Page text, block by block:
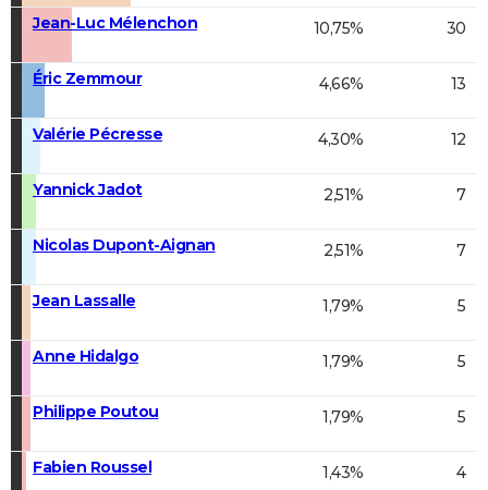
Jean-Luc Mélenchon 10,75% 30
Éric Zemmour 4,66% 13
Valérie Pécresse 4,30% 12
Yannick Jadot 2,51% 7
Nicolas Dupont-Aignan 2,51% 7
Jean Lassalle 1,79% 5
Anne Hidalgo 1,79% 5
Philippe Poutou 1,79% 5
Fabien Roussel 1,43% 4